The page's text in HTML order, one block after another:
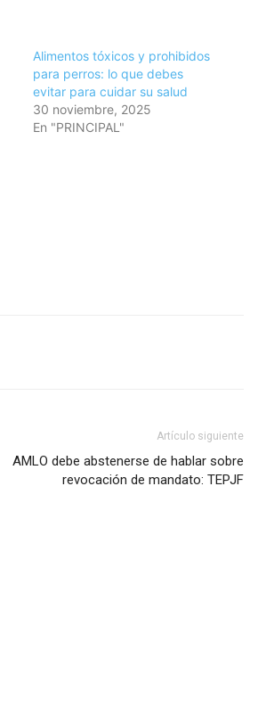
Alimentos tóxicos y prohibidos
para perros: lo que debes
evitar para cuidar su salud
30 noviembre, 2025
En "PRINCIPAL"
Artículo siguiente
AMLO debe abstenerse de hablar sobre
revocación de mandato: TEPJF